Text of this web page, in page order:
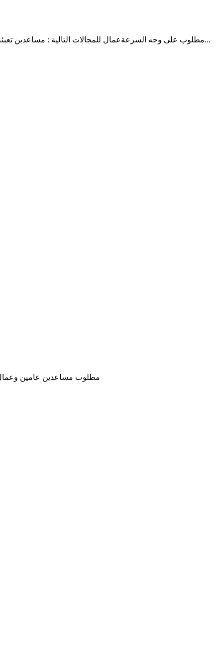
مطلوب على وجه السرعةعمال للمجالات التالية : مساعدين تعبئة وعمال تحميل وتنزيل وغسالي الصحون ومساعدين عامين لشركتنا في دبي. سيتم توفير الاقامة والتأشيرة من قبل الشركة. سيتم تحديد الر...
مطلوب مساعدين عامين وعمال نظافة من جميع